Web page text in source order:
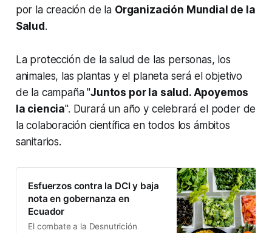
por la creación de la Organización Mundial de la
Salud.
La protección de la salud de las personas, los
animales, las plantas y el planeta será el objetivo
de la campaña "Juntos por la salud. Apoyemos
la ciencia". Durará un año y celebrará el poder de
la colaboración científica en todos los ámbitos
sanitarios.
Esfuerzos contra la DCI y baja
nota en gobernanza en
Ecuador
El combate a la Desnutrición